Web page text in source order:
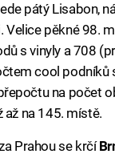
pátý Lisabon,
Velice pěkné 98.
s vinyly a 708
cool podníků
na počet
až na 145. místě.
Prahou se krčí